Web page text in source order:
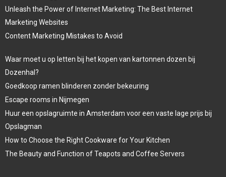
Unleash the Power of Internet Marketing: The Best Internet
Marketing Websites
Content Marketing Mistakes to Avoid
Waar moet u op letten bij het kopen van kartonnen dozen bij
Dozenhal?
Goedkoop ramen blinderen zonder bekeuring
Escape rooms in Nijmegen
Huur een opslagruimte in Amsterdam voor een vaste lage prijs bij
Opslagman
How to Choose the Right Cookware for Your Kitchen
The Beauty and Function of Teapots and Coffee Servers